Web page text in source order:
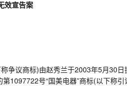
效宣告案
争议商标)由赵秀兰于2003年5月30
1097722号“国美电器”商标(以下称